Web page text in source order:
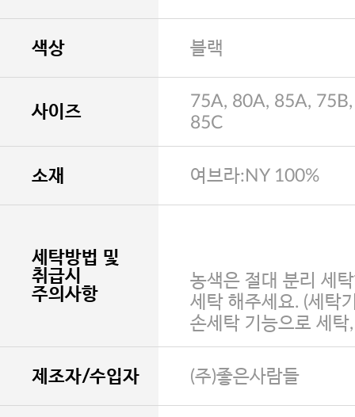
색상 블랙
사이즈
75A, 80A, 85A,
85C
소재 여브라:NY 100%
세탁방법 및
취급시
주의사항
농색은 절대 분리 세
세탁 해주세요. (세탁
손세탁 기능으로 세탁
제조자/수입자 (주)좋은사람들